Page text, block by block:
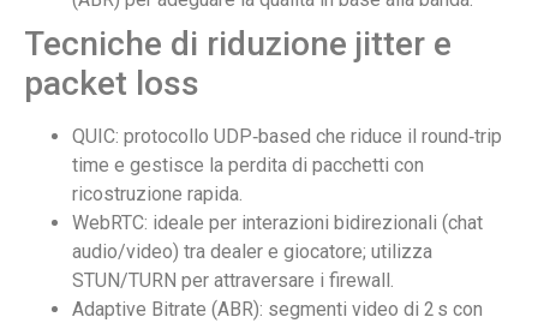
Tecniche di riduzione jitter e
packet loss
QUIC: protocollo UDP‑based che riduce il round‑trip
time e gestisce la perdita di pacchetti con
ricostruzione rapida.
WebRTC: ideale per interazioni bidirezionali (chat
audio/video) tra dealer e giocatore; utilizza
STUN/TURN per attraversare i firewall.
Adaptive Bitrate (ABR): segmenti video di 2 s con